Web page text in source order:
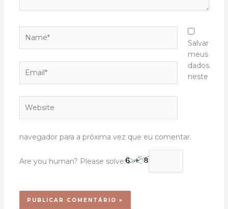
Salvar
meus
dados
neste
navegador para a próxima vez que eu comentar.
Are you human? Please solve: